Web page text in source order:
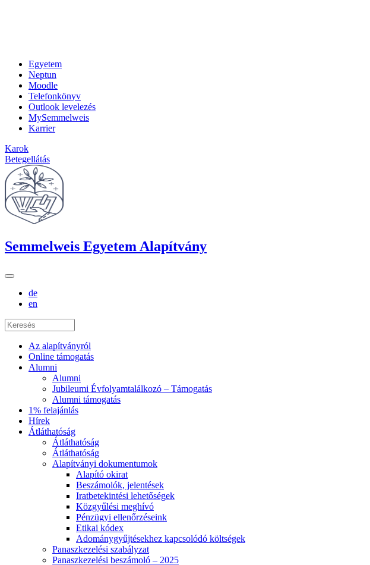
Egyetem
Neptun
Moodle
Telefonkönyv
Outlook levelezés
MySemmelweis
Karrier
Karok
Betegellátás
Semmelweis Egyetem Alapítvány
de
en
Az alapítványról
Online támogatás
Alumni
Alumni
Jubileumi Évfolyamtalálkozó – Támogatás
Alumni támogatás
1% felajánlás
Hírek
Átláthatóság
Átláthatóság
Átláthatóság
Alapítványi dokumentumok
Alapító okirat
Beszámolók, jelentések
Iratbetekintési lehetőségek
Közgyűlési meghívó
Pénzügyi ellenőrzéseink
Etikai kódex
Adománygyűjtésekhez kapcsolódó költségek
Panaszkezelési szabályzat
Panaszkezelési beszámoló – 2025